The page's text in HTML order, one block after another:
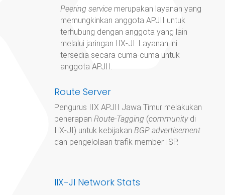
Peering servicemerupakan layanan yang
memungkinkan anggota APJII untuk
terhubung dengan anggota yang lain
melalui jaringan IIX-JI. Layanan ini
tersedia secara cuma-cuma untuk
anggota APJII.
Route Server
Pengurus IIX APJII Jawa Timur melakukan
penerapan Route-Tagging (communitydi
IIX-JI) untuk kebijakan BGP advertisement
dan pengelolaan trafik member ISP.
IIX-JI Network Stats